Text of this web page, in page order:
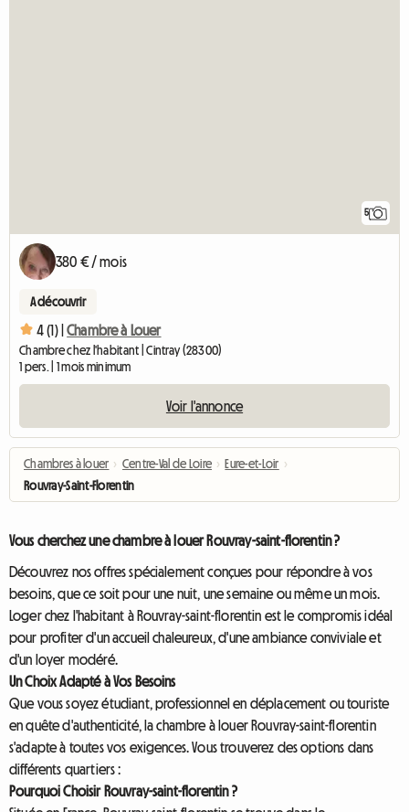
5
380 € / mois
A découvrir
4 (1) | Chambre à Louer
Chambre chez l'habitant | Cintray (28300)
1 pers. | 1 mois minimum
Voir l'annonce
Chambres à louer › Centre-Val de Loire › Eure-et-Loir ›
Rouvray-Saint-Florentin
Vous cherchez une chambre à louer Rouvray-saint-florentin ?
Découvrez nos offres spécialement conçues pour répondre à vos
besoins, que ce soit pour une nuit, une semaine ou même un mois.
Loger chez l'habitant à Rouvray-saint-florentin est le compromis idéal
pour profiter d'un accueil chaleureux, d'une ambiance conviviale et
d'un loyer modéré.
Un Choix Adapté à Vos Besoins
Que vous soyez étudiant, professionnel en déplacement ou touriste
en quête d'authenticité, la chambre à louer Rouvray-saint-florentin
s'adapte à toutes vos exigences. Vous trouverez des options dans
différents quartiers :
Pourquoi Choisir Rouvray-saint-florentin ?